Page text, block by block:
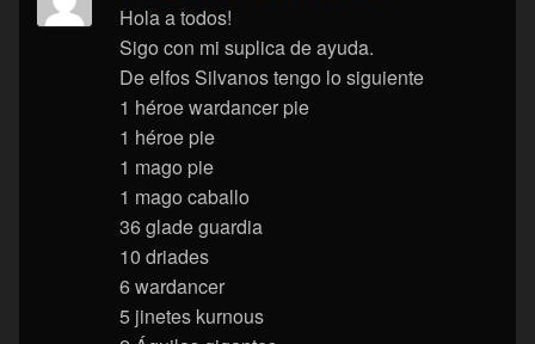
Hola a todos!
Sigo con mi suplica de ayuda.
De elfos Silvanos tengo lo siguiente
1 héroe wardancer pie
1 héroe pie
1 mago pie
1 mago caballo
36 glade guardia
10 driades
6 wardancer
5 jinetes kurnous